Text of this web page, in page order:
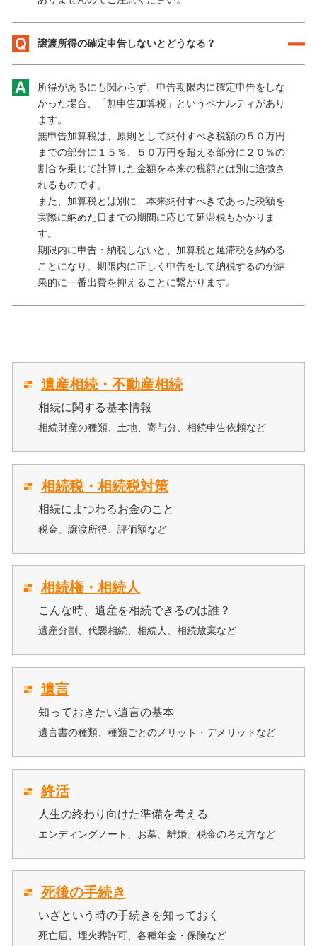
譲渡所得の確定申告しないとどうなる？
所得があるにも関わらず、申告期限内に確定申告をしな
かった場合、「無申告加算税」というペナルティがあり
ます。
無申告加算税は、原則として納付すべき税額の５０万円
までの部分に１５％、５０万円を超える部分に２０％の
割合を乗じて計算した金額を本来の税額とは別に追徴さ
れるものです。
また、加算税とは別に、本来納付すべきであった税額を
実際に納めた日までの期間に応じて延滞税もかかりま
す。
期限内に申告・納税しないと、加算税と延滞税を納める
ことになり、期限内に正しく申告をして納税するのが結
果的に一番出費を抑えることに繋がります。
遺産相続・不動産相続
相続に関する基本情報
相続財産の種類、土地、寄与分、相続申告依頼など
相続税・相続税対策
相続にまつわるお金のこと
税金、譲渡所得、評価額など
相続権・相続人
こんな時、遺産を相続できるのは誰？
遺産分割、代襲相続、相続人、相続放棄など
遺言
知っておきたい遺言の基本
遺言書の種類、種類ごとのメリット・デメリットなど
終活
人生の終わり向けた準備を考える
エンディングノート、お墓、離婚、税金の考え方など
死後の手続き
いざという時の手続きを知っておく
死亡届、埋火葬許可、各種年金・保険など